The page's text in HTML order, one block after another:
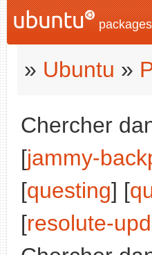
packages
» Ubuntu »
Chercher
[jammy-
[questing] [
[resolute-